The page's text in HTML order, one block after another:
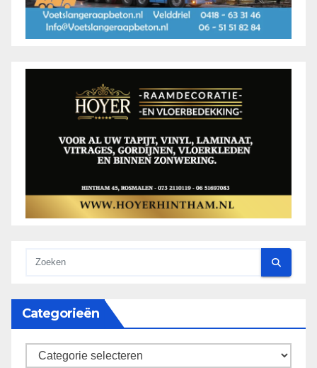
Categorieën
categorieën